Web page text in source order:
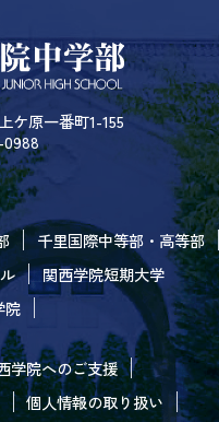
ケ原一番町1-155
千里国際中等部・高等部
関西学院短期大学
院
学院へのご支援
個人情報の取り扱い